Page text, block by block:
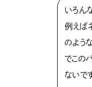
いろん
例えば
のよう
でこの
ないで